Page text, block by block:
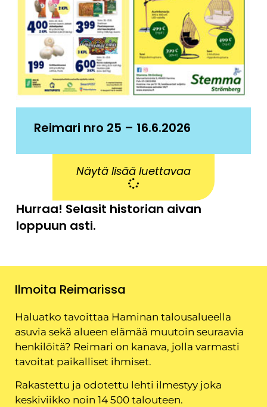
Reimari nro 25 – 16.6.2026
Näytä lisää luettavaa
Hurraa! Selasit historian aivan
loppuun asti.
Ilmoita Reimarissa
Haluatko tavoittaa Haminan talousalueella
asuvia sekä alueen elämää muutoin seuraavia
henkilöitä? Reimari on kanava, jolla varmasti
tavoitat paikalliset ihmiset.
Rakastettu ja odotettu lehti ilmestyy joka
keskiviikko noin 14 500 talouteen.